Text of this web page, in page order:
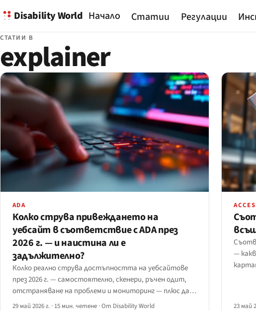
Disability World Начало Статии Регулации
СТАТИИ В
explainer
ADA
Колко струва привеждането на
уебсайт в съответствие с ADA през
2026 г. — и наистина ли е
задължително?
Колко реално струва достъпността на уебсайтове
през 2026 г. — самостоятелно, скенери, ръчен одит,
отстраняване на проблеми и мониторинг — плюс дали
законово е задължително, какво се случва при
29 май 2026 г. · 15 мин. четене ·От Disability World
—
23 май